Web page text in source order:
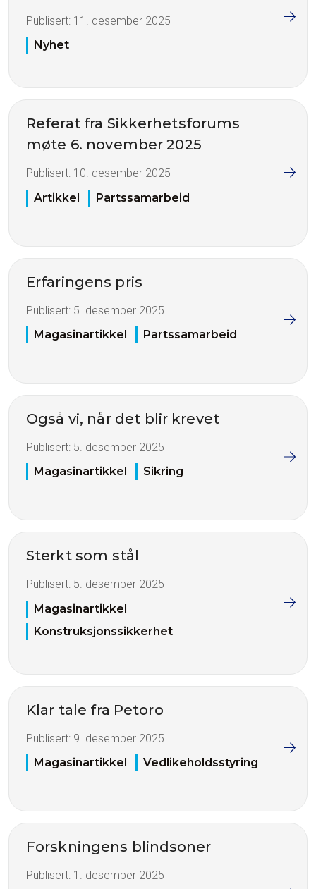
Publisert: 11. desember 2025
Nyhet
Referat fra Sikkerhetsforums
møte 6. november 2025
Publisert: 10. desember 2025
Artikkel
Partssamarbeid
Erfaringens pris
Publisert: 5. desember 2025
Magasinartikkel
Partssamarbeid
Også vi, når det blir krevet
Publisert: 5. desember 2025
Magasinartikkel
Sikring
Sterkt som stål
Publisert: 5. desember 2025
Magasinartikkel
Konstruksjonssikkerhet
Klar tale fra Petoro
Publisert: 9. desember 2025
Magasinartikkel
Vedlikeholdsstyring
Forskningens blindsoner
Publisert: 1. desember 2025